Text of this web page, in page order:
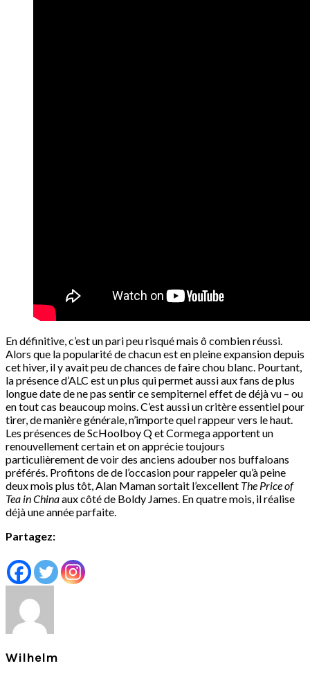
En définitive, c’est un pari peu risqué mais ô combien réussi.
Alors que la popularité de chacun est en pleine expansion depuis
cet hiver, il y avait peu de chances de faire chou blanc. Pourtant,
la présence d’ALC est un plus qui permet aussi aux fans de plus
longue date de ne pas sentir ce sempiternel effet de déjà vu – ou
en tout cas beaucoup moins. C’est aussi un critère essentiel pour
tirer, de manière générale, n’importe quel rappeur vers le haut.
Les présences de ScHoolboy Q et Cormega apportent un
renouvellement certain et on apprécie toujours
particulièrement de voir des anciens adouber nos buffaloans
préférés. Profitons de de l’occasion pour rappeler qu’à peine
deux mois plus tôt, Alan Maman sortait l’excellent The Price of
Tea in Chinaaux côté de Boldy James. En quatre mois, il réalise
déjà une année parfaite.
Partagez:
Wilhelm